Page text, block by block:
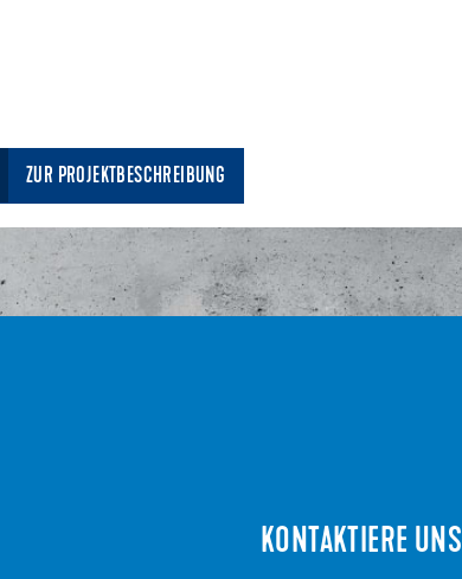
ZUR PROJEKTBESCHREIBUNG
KONTAKTIERE UNS